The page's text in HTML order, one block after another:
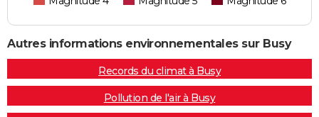
Autres informations environnementales sur Busy
Records du climat à Busy
Pollution de l'air à Busy